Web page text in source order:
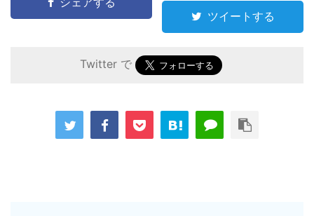
ツイートする
Twitter で